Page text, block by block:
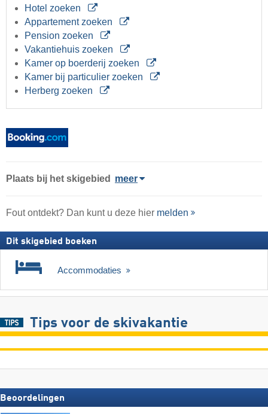
Hotel zoeken
Appartement zoeken
Pension zoeken
Vakantiehuis zoeken
Kamer op boerderij zoeken
Kamer bij particulier zoeken
Herberg zoeken
Plaats bij het skigebied meer
Fout ontdekt? Dan kunt u deze hier melden
Dit skigebied boeken
Accommodaties
Tips voor de skivakantie
Beoordelingen